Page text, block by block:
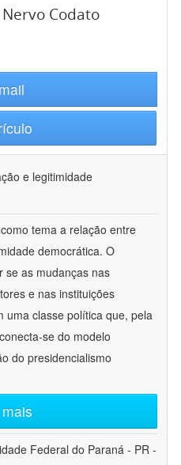
Codato
e legitimidade
tema a relação entre
democrática. O
se as mudanças nas
e nas instituições
uma classe política que, pela
se do modelo
do presidencialismo
Federal do Paraná - PR -